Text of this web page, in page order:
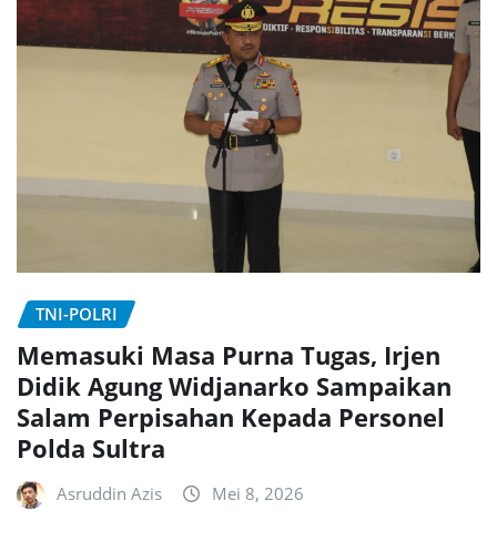
TNI-POLRI
Memasuki Masa Purna Tugas, Irjen
Didik Agung Widjanarko Sampaikan
Salam Perpisahan Kepada Personel
Polda Sultra
Asruddin Azis Mei 8, 2026